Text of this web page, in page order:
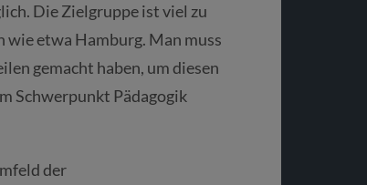
Die Zielgruppe ist viel zu
wie etwa Hamburg. Man muss
gemacht haben, um diesen
Schwerpunkt Pädagogik
der